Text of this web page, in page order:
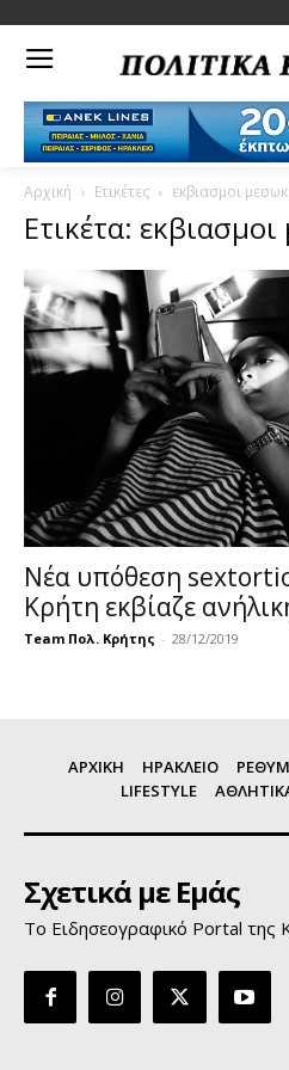
Αρχική Ετικέτες εκβιασμοι
Ετικέτα:
Νέα υπόθεση
Κρήτη εκβίαζε
Team Πολ. Κρήτης - 28/12/2019
ΑΡΧΙΚΗ ΗΡΑΚΛΕΙΟ
LIFESTYLE
Σχετικά με Εμάς
Το Ειδησεογραφικό Portal της